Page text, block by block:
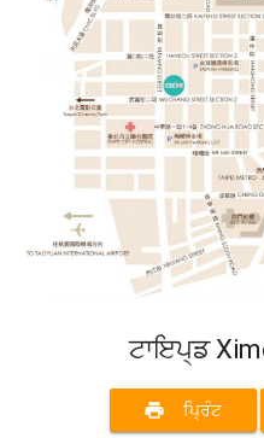
ਟਾਇਪ੍ਡ
print ਪ੍ਰਿੰਟ